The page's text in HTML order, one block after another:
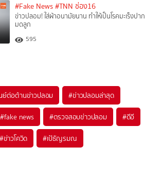
#Fake News #TNN ช่อง16
ข่าวปลอม! ใส่ผ้าอนามัยนาน ทำให้เป็นโรคมะเร็งปาก
มดลูก
595
ย์ต่อต้านข่าวปลอม #ข่าวปลอมล่าสุด
#fake news #ตรวจสอบข่าวปลอม #ดีอี
#ข่าวโควิด #เป้ธัญรมณ